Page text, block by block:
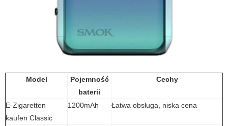
Model
Pojemność
baterii
Cechy
E-Zigaretten
kaufen Classic
1200mAh Łatwa obsługa, niska cena